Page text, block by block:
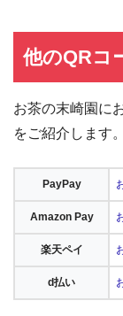
他のQRコ
お茶の末崎園に
をご紹介します。
PayPay
Amazon Pay
楽天ペイ
d払い